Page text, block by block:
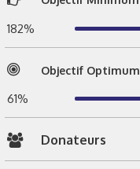
182%
Objectif Optimum
61%
Donateurs